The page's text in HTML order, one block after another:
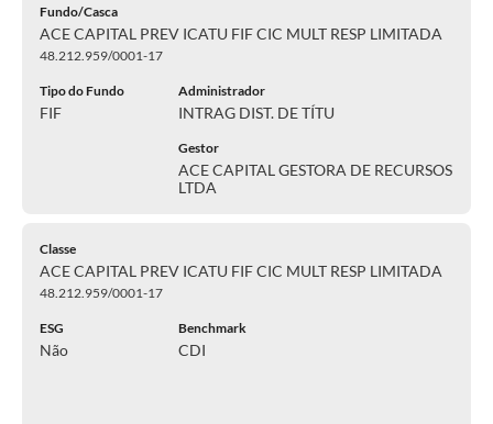
Fundo/Casca
ACE CAPITAL PREV ICATU FIF CIC MULT RESP LIMITADA
48.212.959/0001-17
Tipo do Fundo
FIF
Administrador
INTRAG DIST. DE TÍTU
Gestor
ACE CAPITAL GESTORA DE RECURSOS
LTDA
Classe
ACE CAPITAL PREV ICATU FIF CIC MULT RESP LIMITADA
48.212.959/0001-17
ESG
Não
Benchmark
CDI